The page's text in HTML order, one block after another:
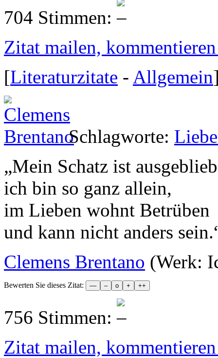
704 Stimmen:
Zitat mailen,
[Literaturzitate - Allgemein
Schlagworte:
„Mein Schatz ist
ich bin so ganz allein,
im Lieben wohnt Betrüben
und kann nicht anders sein.
Clemens Brentano (Werk:
Bewerten Sie dieses Zitat:
756 Stimmen:
Zitat mailen,